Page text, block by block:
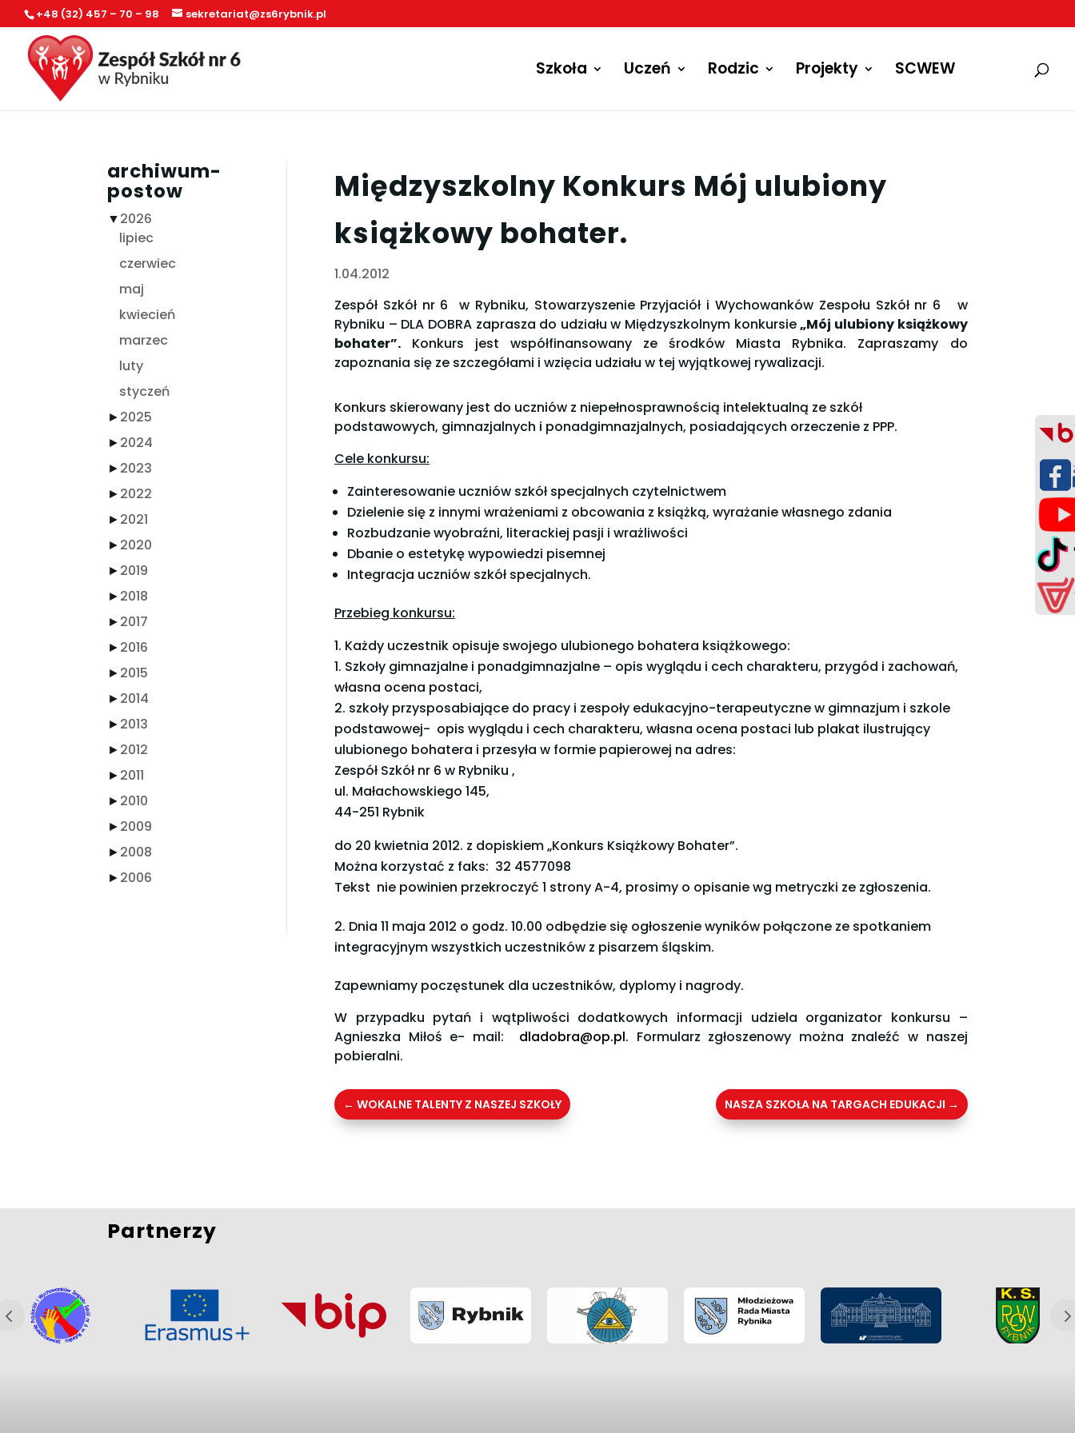
+48 (32) 457 – 70 – 98 sekretariat@zs6rybnik.pl
Szkoła Uczeń Rodzic Projekty SCWEW
archiwum-
postow
▼2026
lipiec
czerwiec
maj
kwiecień
marzec
luty
styczeń
►2025
►2024
►2023
►2022
►2021
►2020
►2019
►2018
►2017
►2016
►2015
►2014
►2013
►2012
►2011
►2010
►2009
►2008
►2006
Międzyszkolny Konkurs Mój ulubiony
książkowy bohater.
1.04.2012
Zespół Szkół nr 6 w Rybniku, Stowarzyszenie Przyjaciół i Wychowanków Zespołu Szkół nr 6 w
Rybniku – DLA DOBRA zaprasza do udziału w Międzyszkolnym konkursie„Mój ulubiony książkowy
bohater”.Konkurs jest współfinansowany ze środków Miasta Rybnika. Zapraszamy do
zapoznania się ze szczegółami i wzięcia udziału w tej wyjątkowej rywalizacji.
Konkurs skierowany jest do uczniów z niepełnosprawnością intelektualną ze szkół
podstawowych, gimnazjalnych i ponadgimnazjalnych, posiadających orzeczenie z PPP.
Cele konkursu:
Zainteresowanie uczniów szkół specjalnych czytelnictwem
Dzielenie się z innymi wrażeniami z obcowania z książką, wyrażanie własnego zdania
Rozbu­dzanie wyobraźni, literackiej pasji i wrażliwości
Dbanie o estetykę wypowiedzi pisemnej
Integracja uczniów szkół specjalnych.
Przebieg konkursu:
Każdy uczestnik opisuje swojego ulubionego bohatera książkowego:
Szkoły gimnazjalne i ponadgimnazjalne – opis wyglądu i cech charakteru, przygód i zachowań,
własna ocena postaci,
szkoły przysposabiające do pracy i zespoły edukacyjno-terapeutyczne w gimnazjum i szkole
podstawowej- opis wyglądu i cech charakteru, własna ocena postaci lub plakat ilustrujący
ulubionego bohatera i przesyła w formie papierowej na adres:
Zespół Szkół nr 6 w Rybniku ,
ul. Małachowskiego 145,
44-251 Rybnik
do 20 kwietnia 2012. z dopiskiem „Konkurs Książkowy Bohater”.
Można korzystać z faks: 32 4577098
Tekst nie powinien przekroczyć 1 strony A-4, prosimy o opisanie wg metryczki ze zgłoszenia.
Dnia 11 maja 2012 o godz. 10.00 odbędzie się ogłoszenie wyników połączone ze spotkaniem
integracyjnym wszystkich uczestników z pisarzem śląskim.
Zapewniamy poczęstunek dla uczestników, dyplomy i nagrody.
W przypadku pytań i wątpliwości dodatkowych informacji udziela organizator konkursu –
Agnieszka Miłoś e- mail: dladobra@op.pl. Formularz zgłoszenowy można znaleźć w naszej
pobieralni.
← WOKALNE TALENTY Z NASZEJ SZKOŁY NASZA SZKOŁA NA TARGACH EDUKACJI →
Partnerzy